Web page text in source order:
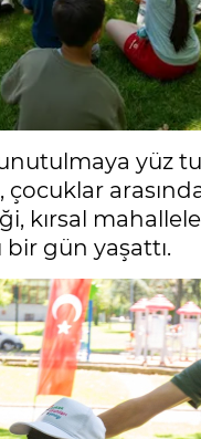
yüz
kırsal
gün yaşattı.